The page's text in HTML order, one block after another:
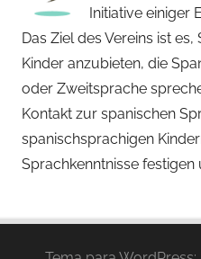
Initiative einiger
Das Ziel des Vereins ist
Kinder anzubieten, die
oder Zweitsprache
Kontakt zur spanischen
spanischsprachigen
Sprachkenntnisse festigen